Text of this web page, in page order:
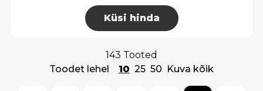
Küsi hinda
143 Tooted
Toodet lehel
10 25 50 Kuva kõik